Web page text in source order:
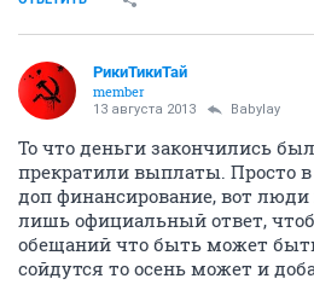
РикиТикиТай
member
13 августа 2013 Babylay
То что деньги закончились
прекратили выплаты. Просто
доп финансирование, вот люди
лишь официальный ответ,
обещаний что быть может
сойдутся то осень может и